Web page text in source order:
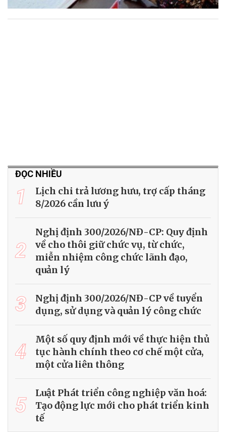
ĐỌC NHIỀU
1
Lịch chi trả lương hưu, trợ cấp tháng
8/2026 cần lưu ý
2
Nghị định 300/2026/NĐ-CP: Quy định
về cho thôi giữ chức vụ, từ chức,
miễn nhiệm công chức lãnh đạo,
quản lý
3
Nghị định 300/2026/NĐ-CP về tuyển
dụng, sử dụng và quản lý công chức
4
Một số quy định mới về thực hiện thủ
tục hành chính theo cơ chế một cửa,
một cửa liên thông
5
Luật Phát triển công nghiệp văn hoá:
Tạo động lực mới cho phát triển kinh
tế